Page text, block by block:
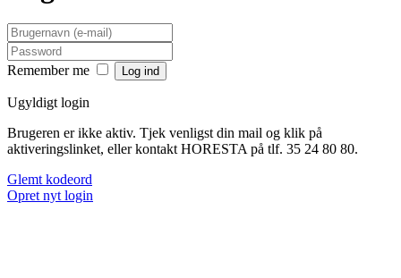
Remember me
Ugyldigt login
Brugeren er ikke aktiv. Tjek venligst din mail og klik på
aktiveringslinket, eller kontakt HORESTA på tlf. 35 24 80 80.
Glemt kodeord
Opret nyt login